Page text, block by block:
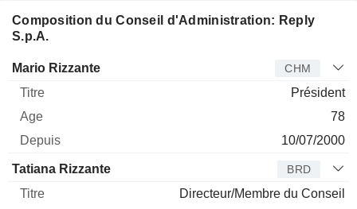
Composition du Conseil d'Administration: Reply
S.p.A.
Administrateur
Mario Rizzante CHM
Président
78
10/07/2000
Tatiana Rizzante BRD
Directeur/Membre du Conseil